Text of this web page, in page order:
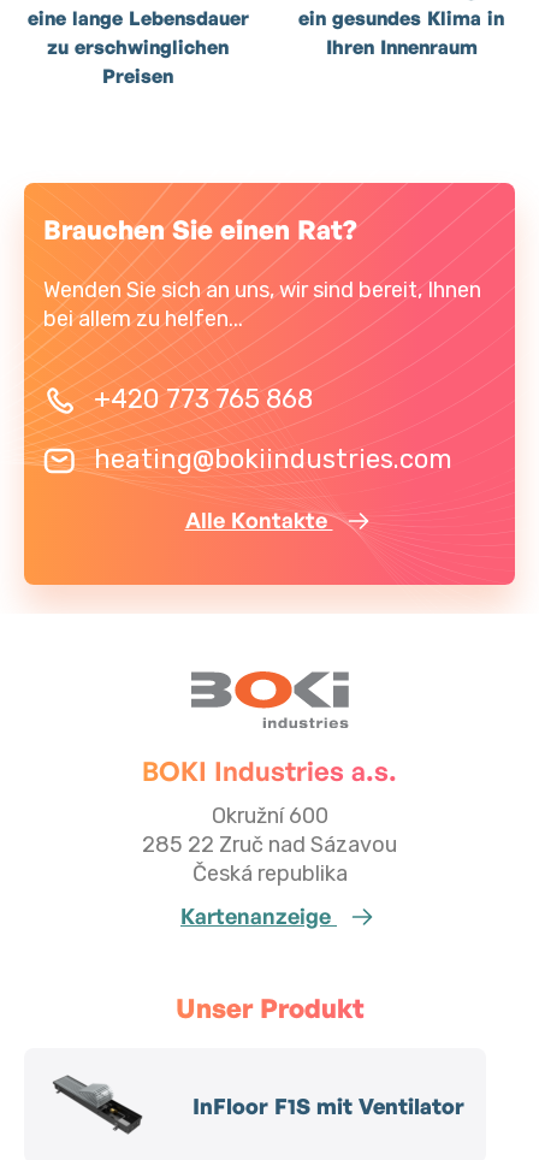
eine lange Lebensdauer
zu erschwinglichen
Preisen
ein gesundes Klima in
Ihren Innenraum
Brauchen Sie einen Rat?
Wenden Sie sich an uns, wir sind bereit, Ihnen
bei allem zu helfen...
+420 773 765 868
heating@bokiindustries.com
Alle Kontakte
BOKI Industries a.s.
Okružní 600
285 22 Zruč nad Sázavou
Česká republika
Kartenanzeige
Unser Produkt
InFloor F1S mit Ventilator